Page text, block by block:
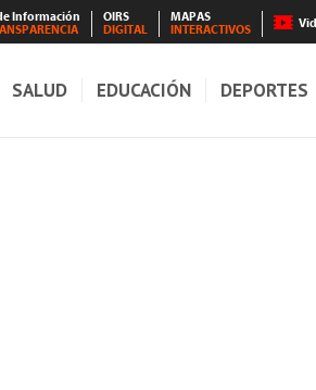
Información
OIRS
DIGITAL
MAPAS
INTERACTIVOS
SALUD EDUCACIÓN DEPORTES